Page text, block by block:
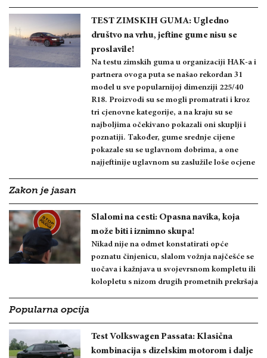
TEST ZIMSKIH GUMA: Ugledno
društvo na vrhu, jeftine gume nisu se
proslavile!
Na testu zimskih guma u organizaciji HAK-a i
partnera ovoga puta se našao rekordan 31
model u sve popularnijoj dimenziji 225/40
R18. Proizvodi su se mogli promatrati i kroz
tri cjenovne kategorije, a na kraju su se
najboljima očekivano pokazali oni skuplji i
poznatiji. Također, gume srednje cijene
pokazale su se uglavnom dobrima, a one
najjeftinije uglavnom su zaslužile loše ocjene
Zakon je jasan
Slalomi na cesti: Opasna navika, koja
može biti i iznimno skupa!
Nikad nije na odmet konstatirati opće
poznatu činjenicu, slalom vožnja najčešće se
uočava i kažnjava u svojevrsnom kompletu ili
kolopletu s nizom drugih prometnih prekršaja
Popularna opcija
Test Volkswagen Passata: Klasična
kombinacija s dizelskim motorom i dalje